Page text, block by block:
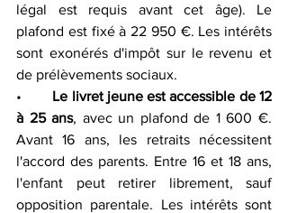
légal est requis avant cet âge). Le
plafond est fixé à 22 950 €. Les intérêts
sont exonérés d'impôt sur le revenu et
de prélèvements sociaux.
Le livret jeune est accessible de 12
à 25 ans, avec un plafond de 1 600 €.
Avant 16 ans, les retraits nécessitent
l'accord des parents. Entre 16 et 18 ans,
l'enfant peut retirer librement, sauf
opposition parentale. Les intérêts sont